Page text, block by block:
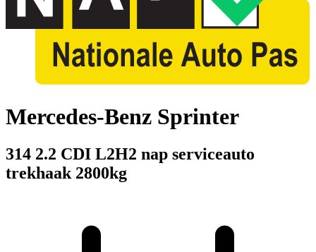
Mercedes-Benz Sprinter
314 2.2 CDI L2H2 nap serviceauto
trekhaak 2800kg